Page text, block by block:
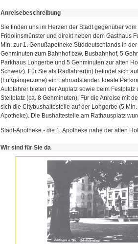
Anreisebeschreibung
Sie finden uns im Herzen der Stadt gegenüber
Fridolinsmünster und direkt neben dem Gasthaus
Min. zur 1. Genußapotheke Süddeutschlands in
Gehminuten zum Bahnhof bzw. Busbahnhof, 5
Parkhaus Lohgerbe und 5 Gehminuten zur alten
Schweiz). Für Sie als Radfahrer(in) befindet sich
(Fußgängerzone) ein Fahrradständer. Ideale
Autofahrer bieten der Auplatz sowie beim Festplatz
Stellplatz (ca. 8 Gehminuten). Für die Anreise mit
sich die Citybushaltestelle auf der Lohgerbe (5
Apotheke). Die Bushaltestelle am Rathausplatz
Stadt-Apotheke - die 1. Apotheke nahe der alten
Wir sind für Sie da